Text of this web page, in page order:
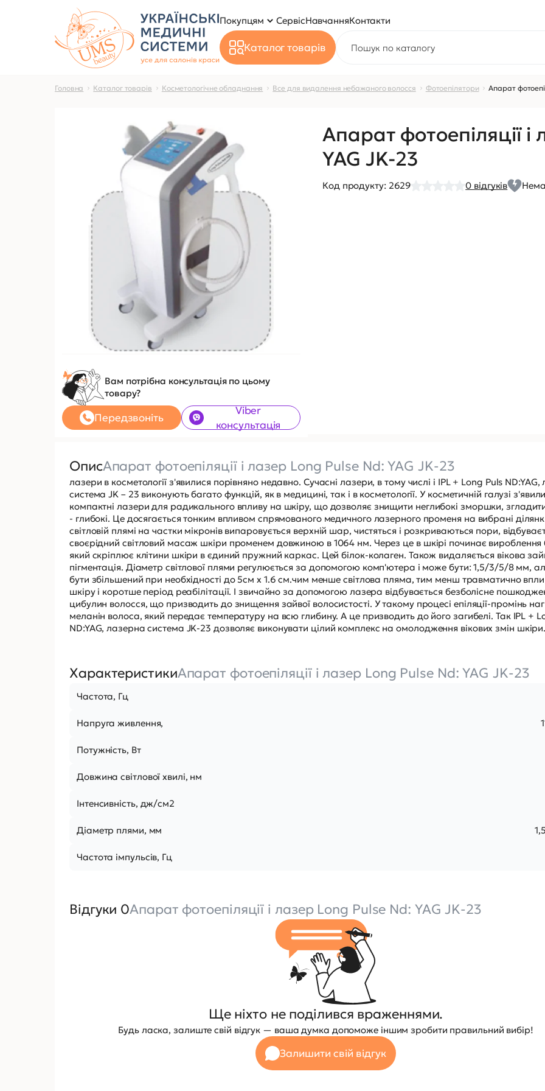
Покупцям СервісНавчанняКонтакти
Каталог товарів
Головна Каталог товарів Косметологічне обладнання Все для видалення небажаного волосся Фотоепілятори Апарат
Вам потрібна консультація по цьому
товару?
Передзвоніть
Viber
консультація
Апарат фотоепіляції
YAG JK-23
Код продукту: 2629 0 відгуків
ОписАпарат фотоепіляції і лазер Long Pulse Nd: YAG JK-23
лазери в косметології з'явилися порівняно недавно. Сучасні лазери, в тому числі і IPL + Long Puls
система JK – 23 виконують багато функцій, як в медицині, так і в косметології. У косметичній галузі
компактні лазери для радикального впливу на шкіру, що дозволяє знищити неглибокі зморшки, згладити
- глибокі. Це досягається тонким впливом спрямованого медичного лазерного променя на вибрані
світловій плямі на частки мікронів випаровується верхній шар, чистяться і розкриваються пори,
своєрідний світловий масаж шкіри променем довжиною в 1064 нм. Через це в шкірі починає вироблення
який скріплює клітини шкіри в єдиний пружний каркас. Цей білок-колаген. Також видаляється вікова
пігментація. Діаметр світлової плями регулюється за допомогою комп'ютера і може бути: 1,5/3/5/8 мм,
бути збільшений при необхідності до 5см х 1.6 см.чим менше світлова пляма, тим менш травматично
шкіру і коротше період реабілітації. І звичайно за допомогою лазера відбувається безболісне
цибулин волосся, що призводить до знищення зайвої волосистості. У такому процесі епіляції-промінь
меланін волоса, який передає температуру на всю глибину. А це призводить до його загибелі. Так IPL +
ND:YAG, лазерна система JK-23 дозволяє виконувати цілий комплекс на омолодження вікових змін
ХарактеристикиАпарат фотоепіляції і лазер Long Pulse Nd: YAG JK-23
Частота, Гц
Напруга живлення,
Потужність, Вт
Довжина світлової хвилі, нм
Інтенсивність, дж/см2
Діаметр плями, мм
Частота імпульсів, Гц
Відгуки 0Апарат фотоепіляції і лазер Long Pulse Nd: YAG JK-23
Ще ніхто не поділився враженнями.
Будь ласка, залиште свій відгук — ваша думка допоможе іншим зробити правильний вибір!
Залишити свій відгук